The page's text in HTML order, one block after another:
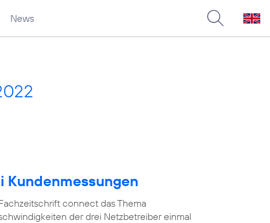
News
Kundenmessungen
connect das Thema
der drei Netzbetreiber einmal